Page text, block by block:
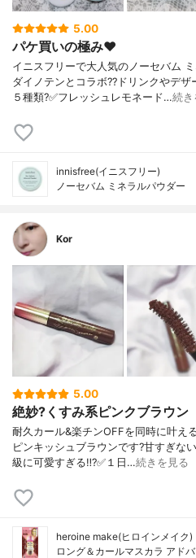
5.00
パケ買いの極み❤️
イニスフリーで大人気のノーセバム
ダイノテンとコラボ??ドリンクやデ
５種類?✅フレッシュレモネード…続き
innisfree(イニスフリー)
ノーセバム ミネラルパウダー
Kor
5.00
絶妙?くすみ系ピンクブラウン
耐久カール&楽チンOFFを同時に叶え
ピンキッシュブラウンです?甘すぎな
級に可愛すぎる‼️?✅１日…続きを見る
heroine make(ヒロインメイク)
ロング＆カールマスカラ アド